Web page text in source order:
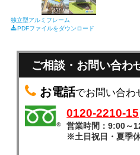
独立型アルミフレーム
PDFファイルをダウンロード
ご相談・お問い合わ
お電話でお問い合わ
0120-2210-15
営業時間：9:00～
※土日祝日・夏季